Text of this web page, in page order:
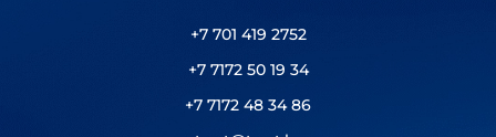
+7 701 419 2752
+7 7172 50 19 34
+7 7172 48 34 86